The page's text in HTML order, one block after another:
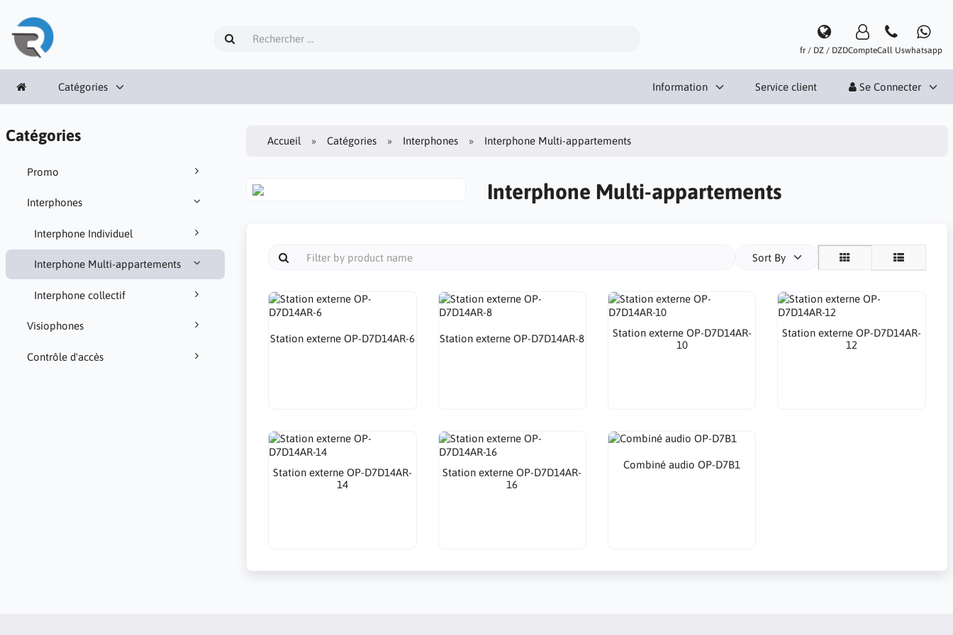
fr / DZ / DZDCompteCall Uswhatsapp
Catégories Information Service client Se Connecter
Catégories
Promo
Interphones
Interphone Individuel
Interphone Multi-appartements
Interphone collectif
Visiophones
Contrôle d'accès
Accueil Catégories Interphones Interphone Multi-appartements
Interphone Multi-appartements
Sort By
Station externe OP-D7D14AR-6 Station externe OP-D7D14AR-8
Station externe OP-D7D14AR-
10
Station externe OP-D7D14AR-
12
Station externe OP-D7D14AR-
14
Station externe OP-D7D14AR-
16
Combiné audio OP-D7B1